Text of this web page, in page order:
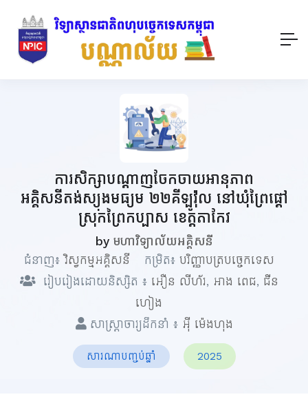
ការសិក្សាបណ្ដាញចែកចាយអានុភាព
អគ្គិសនីតង់ស្យុងមធ្យម ២២គីឡូវ៉ុល នៅឃុំព្រៃផ្ដៅ
ស្រុកព្រៃកប្បាស ខេត្តតាកែវ
by មហាវិទ្យាល័យអគ្គិសនី
ជំនាញ៖វិស្វកម្មអគ្គិសនី កម្រិត៖ បរិញ្ញាបត្របច្ចេកទេស
រៀបរៀងដោយនិស្សិត ៖ អឿន លីហ័រ, អាង ពេជ, ជឺន
ហៀង
សាស្ត្រាចារ្យដឹកនាំ ៖ អ៊ី ម៉េងហុង
សារណាបញ្ចប់ឆ្នាំ 2025